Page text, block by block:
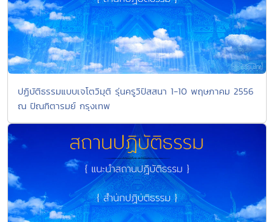
ปฏิบัติธรรมแบบเจโตวิมุติ รุ่นครูวิปัสสนา 1-10 พฤษภาคม 2556
ณ ปัณฑิตารมย์ กรุงเทพ